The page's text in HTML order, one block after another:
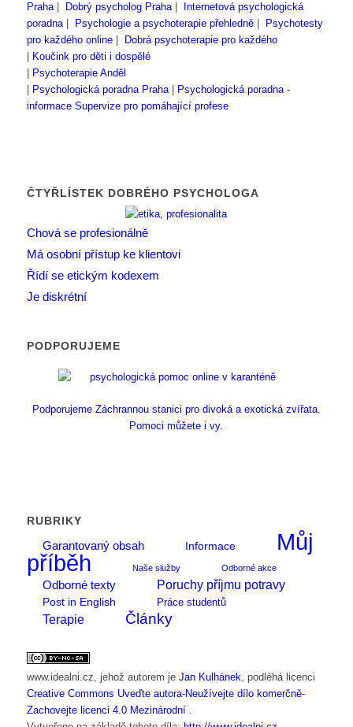
Praha| Dobrý psycholog Praha|
Internetová psychologická
poradna| Psychologie a psychoterapie přehledně|
Psychotesty
pro každého online|
Dobrá psychoterapie pro každého
Koučink pro děti i dospělé
Psychoterapie Anděl
Psychologická poradna Praha|
Psychologická poradna -
informace Supervize pro pomáhající profese
ČTYŘLÍSTEK DOBRÉHO PSYCHOLOGA
Chová se profesionálně
Má osobní přístup ke klientovi
Řídí se etickým kodexem
Je diskrétní
PODPORUJEME
Podporujeme Záchrannou stanici pro divoká a exotická zvířata.
Pomoci můžete i vy.
RUBRIKY
Garantovaný obsah
Informace
Můj
příběh
Naše služby Odborné akce
Odborné texty Poruchy příjmu potravy
Post in English Práce studentů
Terapie Články
www.idealni.cz , jehož autorem je Jan Kulhánek , podléhá licenci
Creative Commons Uveďte autora-Neužívejte dílo komerčně-
Zachovejte licenci 4.0 Mezinárodní